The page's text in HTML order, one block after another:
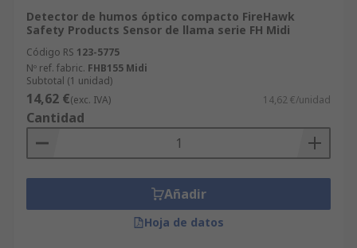
Detector de humos óptico compacto FireHawk
Safety Products Sensor de llama serie FH Midi
Código RS 123-5775
Nº ref. fabric. FHB155 Midi
Subtotal (1 unidad)
14,62 €(exc. IVA) 14,62 €/unidad
Cantidad
Añadir
Hoja de datos